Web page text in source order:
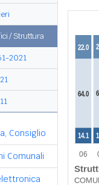
/ Struttura
2021
Consiglio
Comunali